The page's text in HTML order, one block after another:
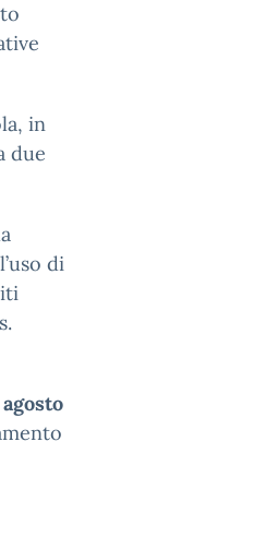
in
due
di
agosto